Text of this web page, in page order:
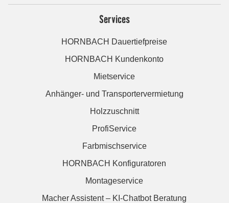
Services
HORNBACH Dauertiefpreise
HORNBACH Kundenkonto
Mietservice
Anhänger- und Transportervermietung
Holzzuschnitt
ProfiService
Farbmischservice
HORNBACH Konfiguratoren
Montageservice
Macher Assistent – KI-Chatbot Beratung